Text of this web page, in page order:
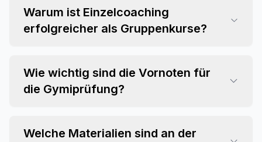
Warum ist Einzelcoaching
erfolgreicher als Gruppenkurse?
Wie wichtig sind die Vornoten für
die Gymiprüfung?
Welche Materialien sind an der